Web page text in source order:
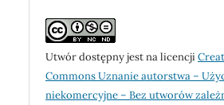
Utwór dostępny jest na licencji
Commons Uznanie autorstwa –
niekomercyjne – Bez utworów